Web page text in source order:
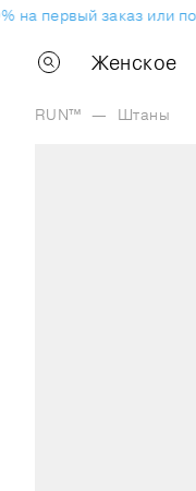
на первый заказ или
Женское
RUN™ — Штаны